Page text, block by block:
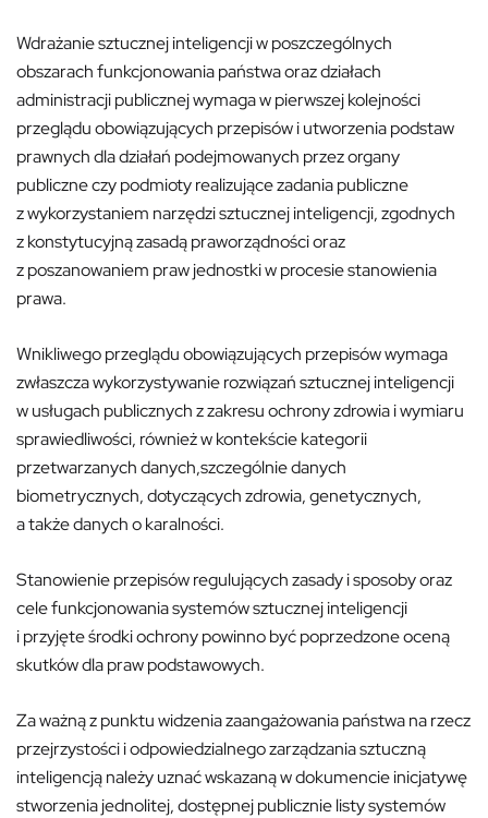
Wdrażanie sztucznej inteligencji w poszczególnych
obszarach funkcjonowania państwa oraz działach
administracji publicznej wymaga w pierwszej kolejności
przeglądu obowiązujących przepisów i utworzenia podstaw
prawnych dla działań podejmowanych przez organy
publiczne czy podmioty realizujące zadania publiczne
z wykorzystaniem narzędzi sztucznej inteligencji, zgodnych
z konstytucyjną zasadą praworządności oraz
z poszanowaniem praw jednostki w procesie stanowienia
prawa.
Wnikliwego przeglądu obowiązujących przepisów wymaga
zwłaszcza wykorzystywanie rozwiązań sztucznej inteligencji
w usługach publicznych z zakresu ochrony zdrowia i wymiaru
sprawiedliwości, również w kontekście kategorii
przetwarzanych danych,szczególnie danych
biometrycznych, dotyczących zdrowia, genetycznych,
a także danych o karalności.
Stanowienie przepisów regulujących zasady i sposoby oraz
cele funkcjonowania systemów sztucznej inteligencji
i przyjęte środki ochrony powinno być poprzedzone oceną
skutków dla praw podstawowych.
Za ważną z punktu widzenia zaangażowania państwa na rzecz
przejrzystości i odpowiedzialnego zarządzania sztuczną
inteligencją należy uznać wskazaną w dokumencie inicjatywę
stworzenia jednolitej, dostępnej publicznie listy systemów